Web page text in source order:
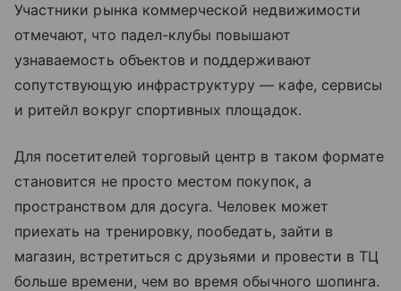
Участники рынка коммерческой недвижимости
отмечают, что падел-клубы повышают
узнаваемость объектов и поддерживают
сопутствующую инфраструктуру — кафе, сервисы
и ритейл вокруг спортивных площадок.
Для посетителей торговый центр в таком формате
становится не просто местом покупок, а
пространством для досуга. Человек может
приехать на тренировку, пообедать, зайти в
магазин, встретиться с друзьями и провести в ТЦ
больше времени, чем во время обычного шопинга.